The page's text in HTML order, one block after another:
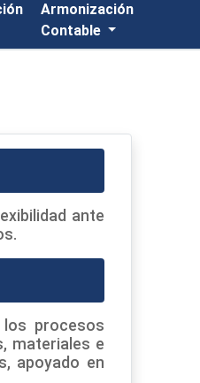
Armonización
Contable
ante
procesos
materiales e
apoyado en